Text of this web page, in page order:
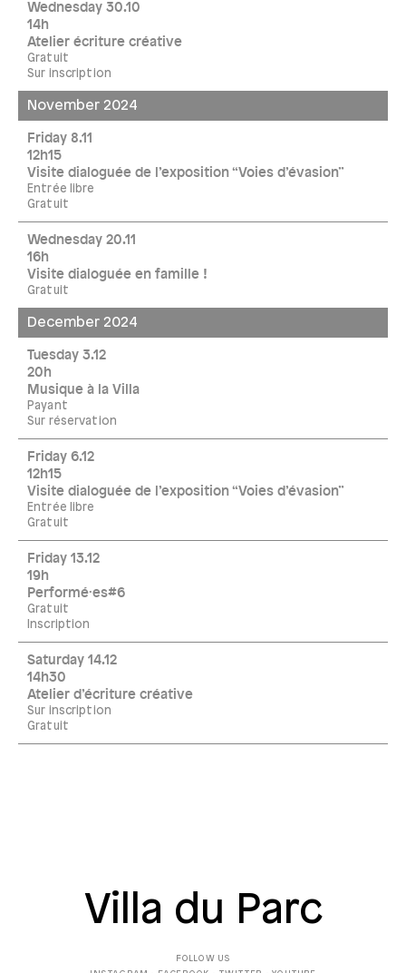
Wednesday 30.10
14h
Atelier écriture créative
Gratuit
Sur inscription
November 2024
Friday 8.11
12h15
Visite dialoguée de l’exposition “Voies d’évasion”
Entrée libre
Gratuit
Wednesday 20.11
16h
Visite dialoguée en famille !
Gratuit
December 2024
Tuesday 3.12
20h
Musique à la Villa
Payant
Sur réservation
Friday 6.12
12h15
Visite dialoguée de l’exposition “Voies d’évasion”
Entrée libre
Gratuit
Friday 13.12
19h
Performé·es#6
Gratuit
Inscription
Saturday 14.12
14h30
Atelier d’écriture créative
Sur inscription
Gratuit
FOLLOW US
Villa du Parc